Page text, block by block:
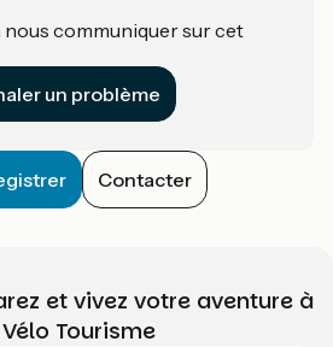
nous communiquer sur cet
un problème
Contacter
et vivez votre aventure à
Tourisme